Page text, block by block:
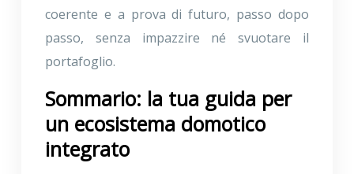
coerente e a prova di futuro, passo dopo
passo, senza impazzire né svuotare il
portafoglio.
Sommario: la tua guida per
un ecosistema domotico
integrato